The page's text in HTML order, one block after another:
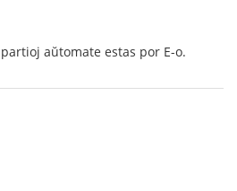
aŭtomate estas por E-o.